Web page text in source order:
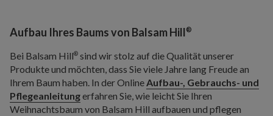
Aufbau Ihres Baums von Balsam Hill®
Bei Balsam Hill® sind wir stolz auf die Qualität unserer
Produkte und möchten, dass Sie viele Jahre lang Freude an
Ihrem Baum haben. In der OnlineAufbau-, Gebrauchs- und
Pflegeanleitungerfahren Sie, wie leicht Sie Ihren
Weihnachtsbaum von Balsam Hill aufbauen und pflegen